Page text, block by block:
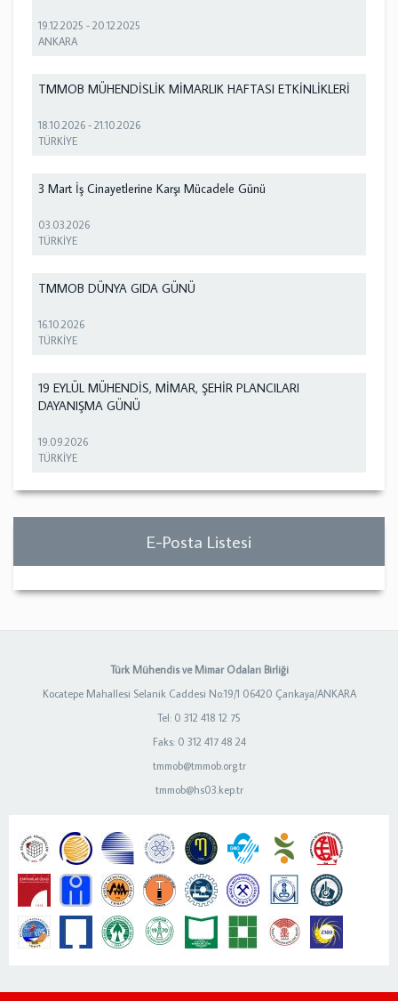
19.12.2025 -20.12.2025
ANKARA
TMMOB MÜHENDİSLİK MİMARLIK HAFTASI ETKİNLİKLERİ
18.10.2026 -21.10.2026
TÜRKİYE
3 Mart İş Cinayetlerine Karşı Mücadele Günü
03.03.2026
TÜRKİYE
TMMOB DÜNYA GIDA GÜNÜ
16.10.2026
TÜRKİYE
19 EYLÜL MÜHENDİS, MİMAR, ŞEHİR PLANCILARI
DAYANIŞMA GÜNÜ
19.09.2026
TÜRKİYE
E-Posta Listesi
Türk Mühendis ve Mimar Odaları Birliği
Kocatepe Mahallesi Selanik Caddesi No:19/1 06420 Çankaya/ANKARA
Tel: 0 312 418 12 75
Faks: 0 312 417 48 24
tmmob@tmmob.org.tr
tmmob@hs03.kep.tr